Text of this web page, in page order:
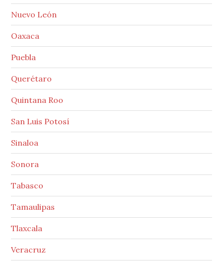
Nuevo León
Oaxaca
Puebla
Querétaro
Quintana Roo
San Luis Potosí
Sinaloa
Sonora
Tabasco
Tamaulipas
Tlaxcala
Veracruz